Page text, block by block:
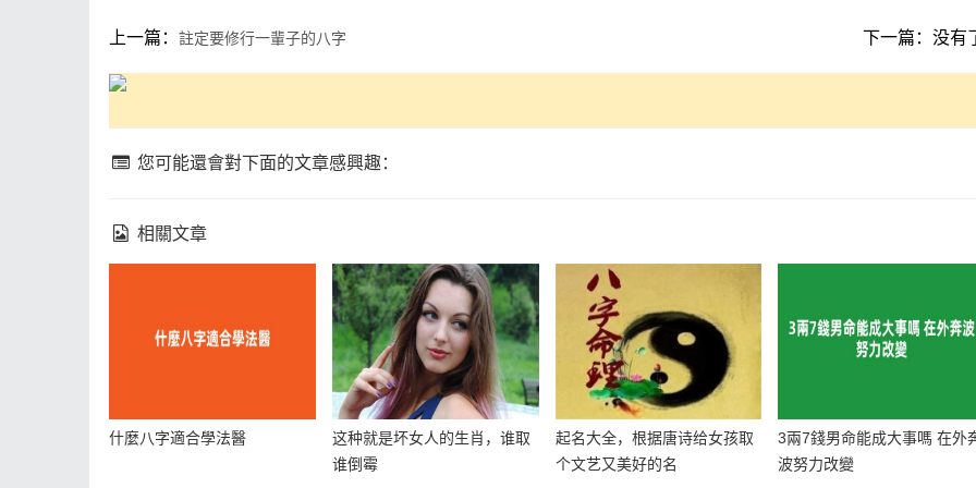
上一篇： 註定要修行一輩子的八字 下一篇：没有
您可能還會對下面的文章感興趣：
相關文章
什麼八字適合學法醫
这种就是坏女人的生肖，谁取
谁倒霉
起名大全，根据唐诗给女孩取
个文艺又美好的名
3兩7錢男命能成大事嗎 在外
波努力改變